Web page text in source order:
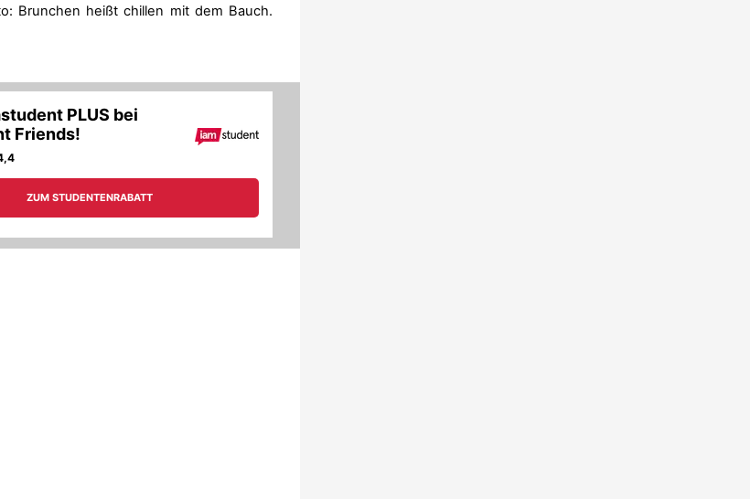
Brunchen heißt chillen mit dem Bauch.